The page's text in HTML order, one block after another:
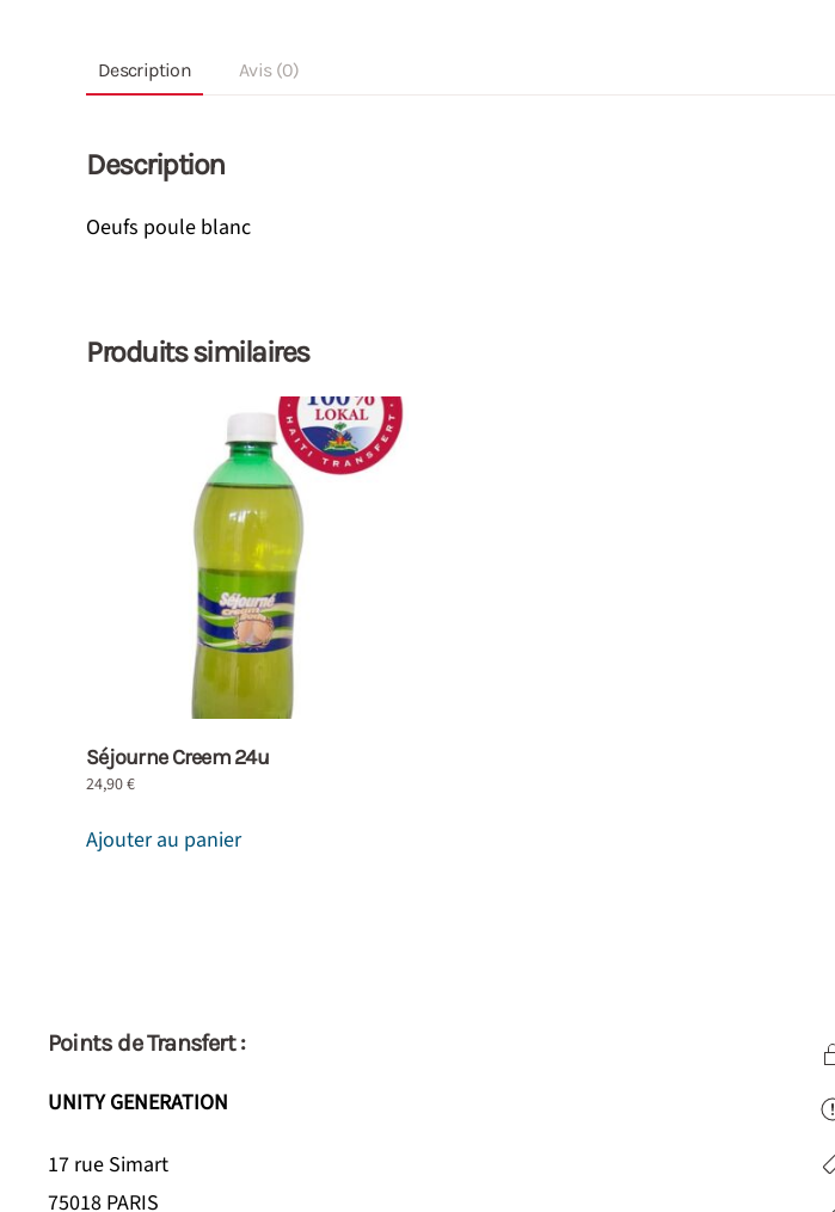
Description Avis (0)
Description
Oeufs poule blanc
Produits similaires
Séjourne Creem 24u
24,90€
Ajouter au panier
Points de Transfert :
UNITY GENERATION
17 rue Simart
75018 PARIS